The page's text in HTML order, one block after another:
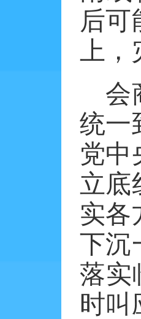
后
上
会
统一
党中
立底
实各
下沉
落实
时叫